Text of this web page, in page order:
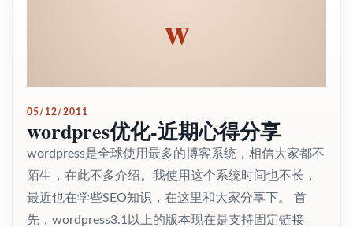
w
05/12/2011
wordpres优化-近期心得分享
wordpress是全球使用最多的博客系统，相信大家都不
陌生，在此不多介绍。我使用这个系统时间也不长，
最近也在学些SEO知识，在这里和大家分享下。 首
先，wordpress3.1以上的版本现在是支持固定链接